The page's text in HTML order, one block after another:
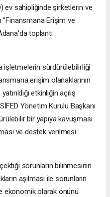
ev sahipliğinde şirketlerin ve
”Finansmana Erişim ve
toplantı
işletmelerin sürdürülebilirliği
erişim olanaklarının
etkinliğin açılış
Yönetim Kurulu Başkanı
bir yapıya kavuşması
ve destek verilmesi
sorunların bilinmesinin
aşılması ile sorunların
ekonomik olarak önünü